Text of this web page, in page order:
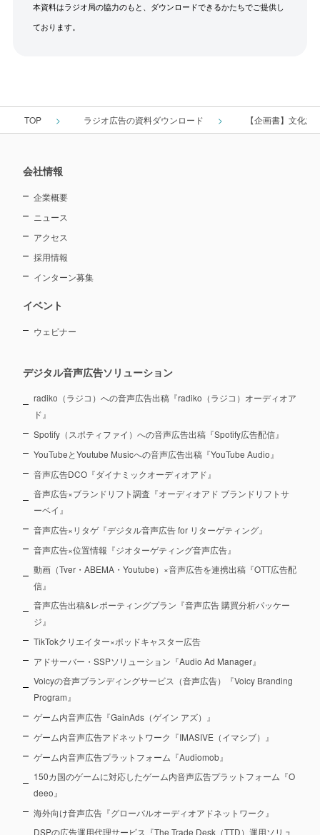
本資料はラジオ局の協力のもと、ダウンロードできるかたちでご提供し
ております。
TOP ラジオ広告の資料ダウンロード 【企画書】文化
会社情報
企業概要
ニュース
アクセス
採用情報
インターン募集
イベント
ウェビナー
デジタル音声広告ソリューション
radiko（ラジコ）への音声広告出稿『radiko（ラジコ）オーディオア
ド』
Spotify（スポティファイ）への音声広告出稿『Spotify広告配信』
YouTubeとYoutube Musicへの音声広告出稿『YouTube Audio』
音声広告DCO『ダイナミックオーディオアド』
音声広告×ブランドリフト調査『オーディオアド ブランドリフトサ
ーベイ』
音声広告×リタゲ『デジタル音声広告 for リターゲティング』
音声広告×位置情報『ジオターゲティング音声広告』
動画（Tver・ABEMA・Youtube）×音声広告を連携出稿『OTT広告配
信』
音声広告出稿&レポーティングプラン『音声広告 購買分析パッケー
ジ』
TikTokクリエイター×ポッドキャスター広告
アドサーバー・SSPソリューション『Audio Ad Manager』
Voicyの音声ブランディングサービス（音声広告）『Voicy Branding
Program』
ゲーム内音声広告『GainAds（ゲイン アズ）』
ゲーム内音声広告アドネットワーク『IMASIVE（イマシブ）』
ゲーム内音声広告プラットフォーム『Audiomob』
150カ国のゲームに対応したゲーム内音声広告プラットフォーム『O
deeo』
海外向け音声広告『グローバルオーディオアドネットワーク』
DSPの広告運用代理サービス『The Trade Desk（TTD）運用ソリュ